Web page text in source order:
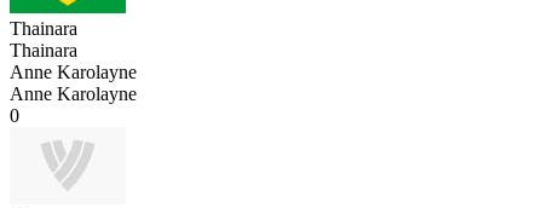
Thainara
Thainara
Anne Karolayne
Anne Karolayne
0